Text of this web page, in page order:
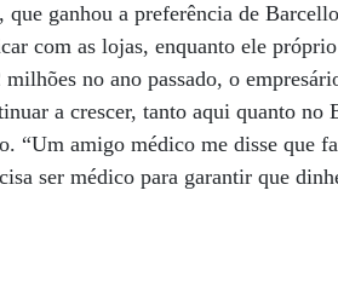
ganhou a preferência de
com as lojas, enquanto ele
no ano passado, o
a crescer, tanto aqui quanto no
“Um amigo médico me disse que
ser médico para garantir que